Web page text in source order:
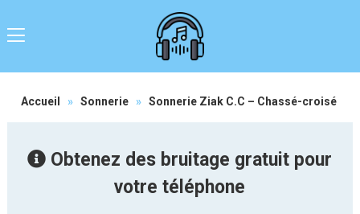
Accueil » Sonnerie » Sonnerie Ziak C.C – Chassé-croisé
Obtenez des bruitage gratuit pour
votre téléphone